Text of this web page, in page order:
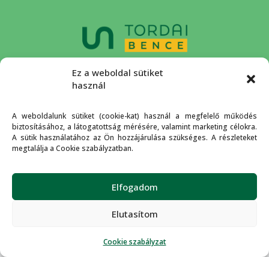
Ez a weboldal sütiket
használ
A weboldalunk sütiket (cookie-kat) használ a megfelelő működés
biztosításához, a látogatottság mérésére, valamint marketing célokra.
A sütik használatához az Ön hozzájárulása szükséges. A részleteket
megtalálja a Cookie szabályzatban.
Elfogadom
Elutasítom
Cookie szabályzat
Buda zöld, független
országgyűlési képviselője.
Rólam KapcsolatAdatkezelési
© 2026 Tordai Bence